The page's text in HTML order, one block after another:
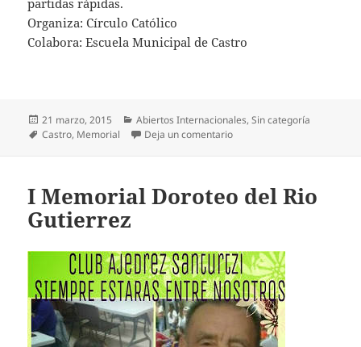
partidas rápidas.
Organiza: Círculo Católico
Colabora: Escuela Municipal de Castro
Publicado
el
21 marzo, 2015 Categorías
Abiertos Internacionales,Sin categoría
Etiquetas
Castro, Memorial Deja un comentarioen VII Memorial Luis
I Memorial Doroteo del Rio
Gutierrez